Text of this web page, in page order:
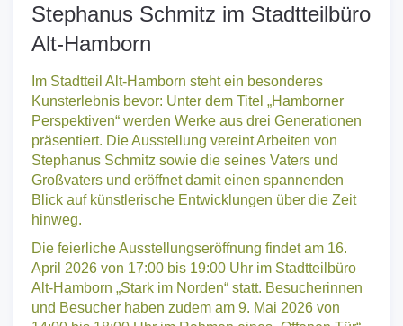
Generationen” von Künstler
Stephanus Schmitz im Stadtteilbüro
Alt-Hamborn
Im Stadtteil Alt-Hamborn steht ein besonderes
Kunsterlebnis bevor: Unter dem Titel „Hamborner
Perspektiven“ werden Werke aus drei Generationen
präsentiert. Die Ausstellung vereint Arbeiten von
Stephanus Schmitz sowie die seines Vaters und
Großvaters und eröffnet damit einen spannenden
Blick auf künstlerische Entwicklungen über die Zeit
hinweg.
Die feierliche Ausstellungseröffnung findet am 16.
April 2026 von 17:00 bis 19:00 Uhr im Stadtteilbüro
Alt-Hamborn „Stark im Norden“ statt. Besucherinnen